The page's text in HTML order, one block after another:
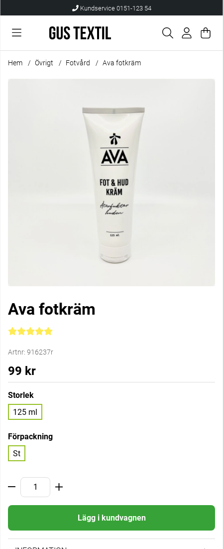
Kundservice 0151-123 54
.
Hem Övrigt Fotvård Ava fotkräm
Ava fotkräm
Medelbetyg 5 av 5 Antal betyg 3
Artnr: 916237r
99 kr
Storlek
125 ml
Förpackning
St
Lägg i kundvagnen